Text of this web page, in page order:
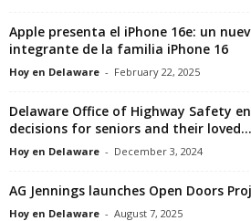
Apple presenta el iPhone 16e: un
integrante de la familia iPhone 16
Hoy en Delaware - February 22, 2025
Delaware Office of Highway Safety
decisions for seniors and their loved...
Hoy en Delaware - December 3, 2024
AG Jennings launches Open Doors
Hoy en Delaware - August 7, 2025